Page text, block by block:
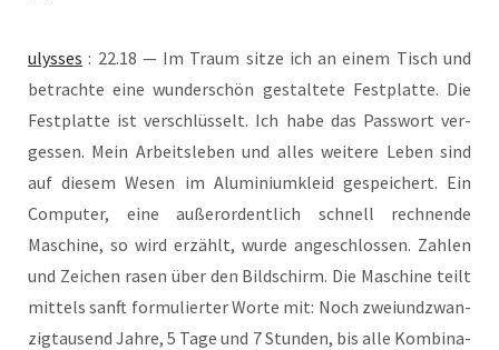
ulys­ses : 22.18 — Im Traum sit­ze ich an einem Tisch und
betrach­te eine wun­der­schön gestal­te­te Fest­plat­te. Die
Fest­plat­te ist ver­schlüs­selt. Ich habe das Pass­wort ver­
ges­sen. Mein Arbeits­le­ben und alles wei­te­re Leben sind
auf die­sem Wesen im Alu­mi­ni­um­kleid gespei­chert. Ein
Com­pu­ter, eine außer­or­dent­lich schnell rech­nen­de
Maschi­ne, so wird erzählt, wur­de ange­schlos­sen. Zah­len
und Zei­chen rasen über den Bild­schirm. Die Maschi­ne teilt
mit­tels sanft for­mu­lier­ter Wor­te mit: Noch zwei­und­zwan­
zig­tau­send Jah­re, 5 Tage und 7 Stun­den, bis alle Kom­bi­na­